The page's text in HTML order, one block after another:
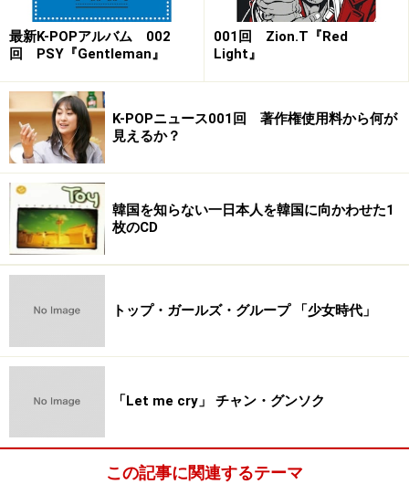
TWICEは、韓国の大手音楽事務所JYPエンターテイメン
トの練習生16人がデビューをかけて競うというサバイバ
ル形式のオーディションTV企画「SIXTEEN」を通じて生
まれました。
この番組は韓国の音楽ケーブルテレビMnetで2015年5月
5日から7月7日にかけて放送され、歌やダンスに留まら
ず、人間性なども図る様々なミッションをこなし選ば
れ、5人の韓国人に、日本人メンバー3人（ミナ・サナ・
モモの頭文字から「ミサモ」と呼ばれる）と、台湾人1
などではK-POPという言い方ではなく、アジア発のガー
ルズグループ、と記されています。
グループ名の意味は「いい音楽で一度、素晴らしいパフ
れています。
最新K-POPアルバム 002
回 PSY『Gentleman』
001回 Zion.T『Red
Light』
K-POPニュース001回 著作権使用料から何が
見えるか？
韓国を知らない一日本人を韓国に向かわせた1
枚のCD
トップ・ガールズ・グループ 「少女時代」
「Let me cry」 チャン・グンソク
この記事に関連するテーマ